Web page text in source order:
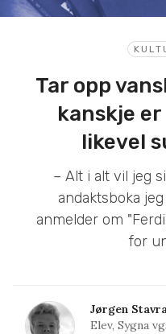
Tar opp
kanskje
likevel
– Alt i alt vil jeg
andaktsboka
anmelder om
for
Jørgen
Elev, Sygna